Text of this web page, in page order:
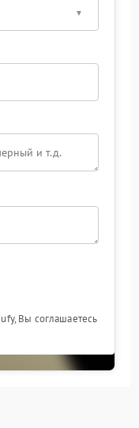
Вы соглашаетесь